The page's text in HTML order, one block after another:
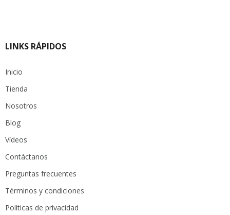
LINKS RÁPIDOS
Inicio
Tienda
Nosotros
Blog
Vídeos
Contáctanos
Preguntas frecuentes
Términos y condiciones
Políticas de privacidad